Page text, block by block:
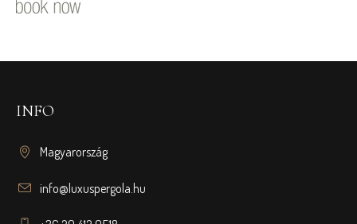
INFO
Magyarország
info@luxuspergola.hu